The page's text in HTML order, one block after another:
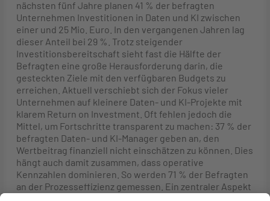
nächsten fünf Jahre planen 41 % der befragten
Unternehmen Investitionen in Daten und KI zwischen
einer und 25 Mio. Euro. In den vergangenen Jahren lag
dieser Anteil bei 29 %. Trotz steigender
Investitionsbereitschaft sieht fast die Hälfte der
Befragten eine große Herausforderung darin, die
gesteckten Ziele mit den verfügbaren Budgets zu
erreichen. Aktuell verschiebt sich der Fokus vieler
Unternehmen auf kleinere Daten- und KI-Projekte mit
klarem Return on Investment. Oft fehlen jedoch die
Mittel, um Fortschritte transparent zu machen: 37 % der
befragten Daten- und KI-Manager geben an, den
Wertbeitrag finanziell nicht einschätzen zu können. Dies
hängt auch damit zusammen, dass operative
Kennzahlen dominieren. So werden 71 % der Befragten
an der Prozesseffizienz gemessen. Ein zentraler Aspekt